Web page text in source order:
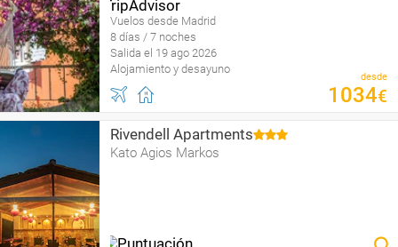
Vuelos desde Madrid
8 días / 7 noches
Salida el 19 ago 2026
Alojamiento y desayuno
desde
1034€
Rivendell Apartments
Kato Agios Markos